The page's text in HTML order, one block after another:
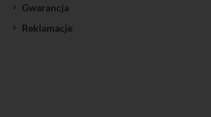
Gwarancja
Reklamacje